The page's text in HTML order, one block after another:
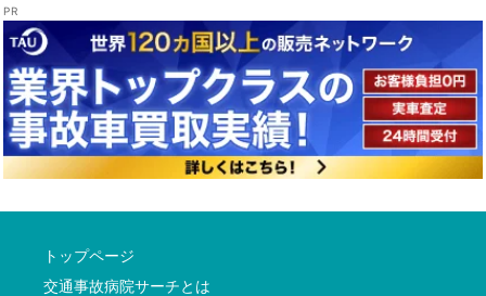
トップページ
交通事故病院サーチとは